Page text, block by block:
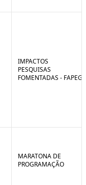
IMPACTOS
PESQUISAS
FOMENTADAS - FAPEG
MARATONA DE
PROGRAMAÇÃO